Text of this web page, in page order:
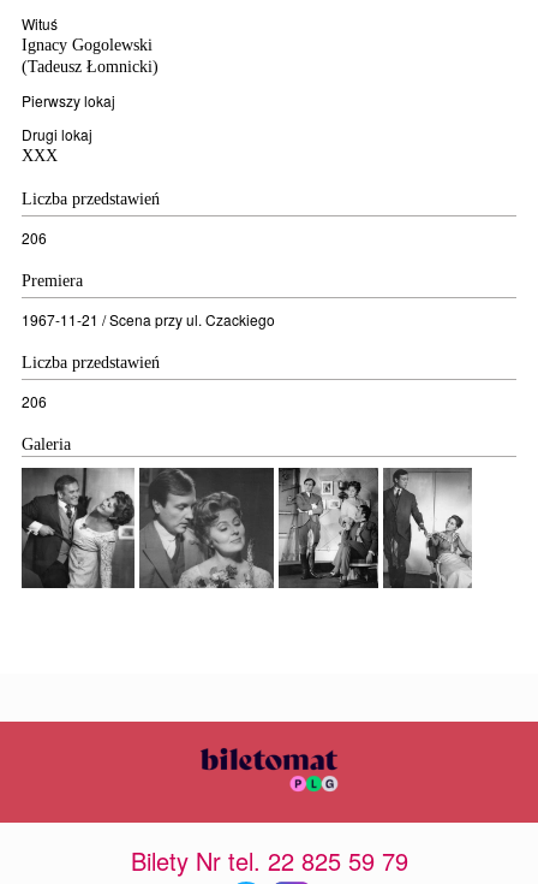
Wituś
Ignacy Gogolewski
(Tadeusz Łomnicki)
Pierwszy lokaj
Drugi lokaj
XXX
Liczba przedstawień
206
Premiera
1967-11-21 / Scena przy ul. Czackiego
Liczba przedstawień
206
Galeria
Bilety Nr tel. 22 825 59 79